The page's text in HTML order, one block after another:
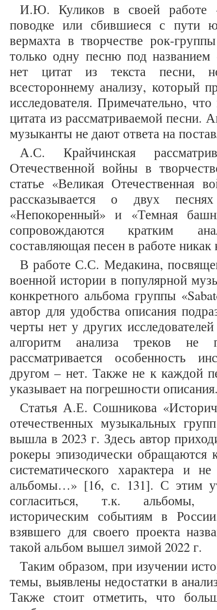
И.Ю. Куликов в своей работе
поводке или сбившиеся с пути
вермахта в творчестве рок-
только одну песню под названием
нет цитат из текста песни,
всестороннему анализу, который
исследователя. Примечательно,
цитата из рассматриваемой песни.
музыканты не дают ответа на
А.С. Крайчинская
Отечественной войны в
статье «Великая Отечественная
рассказывается о двух
«Непокоренный» и «Темная
сопровождаются кратким
составляющая песен в работе
В работе С.С. Медакина,
военной истории в популярной
конкретного альбома группы
автор для удобства описания
черты нет у других
алгоритм анализа треков не
рассматривается особенность
другом – нет. Также не к каждой
указывает на погрешности
Статья А.Е. Сошникова
отечественных музыкальных
вышла в 2023 г. Здесь автор
рокеры эпизодически обращаются
систематического характера и
альбомы…» [16, с. 131]. С этим
согласиться, т.к. альбомы,
историческим событиям в
взявшего для своего проекта
такой альбом вышел зимой 2022 г.
Таким образом, при изучении
темы, выявлены недостатки в
Также стоит отметить, что